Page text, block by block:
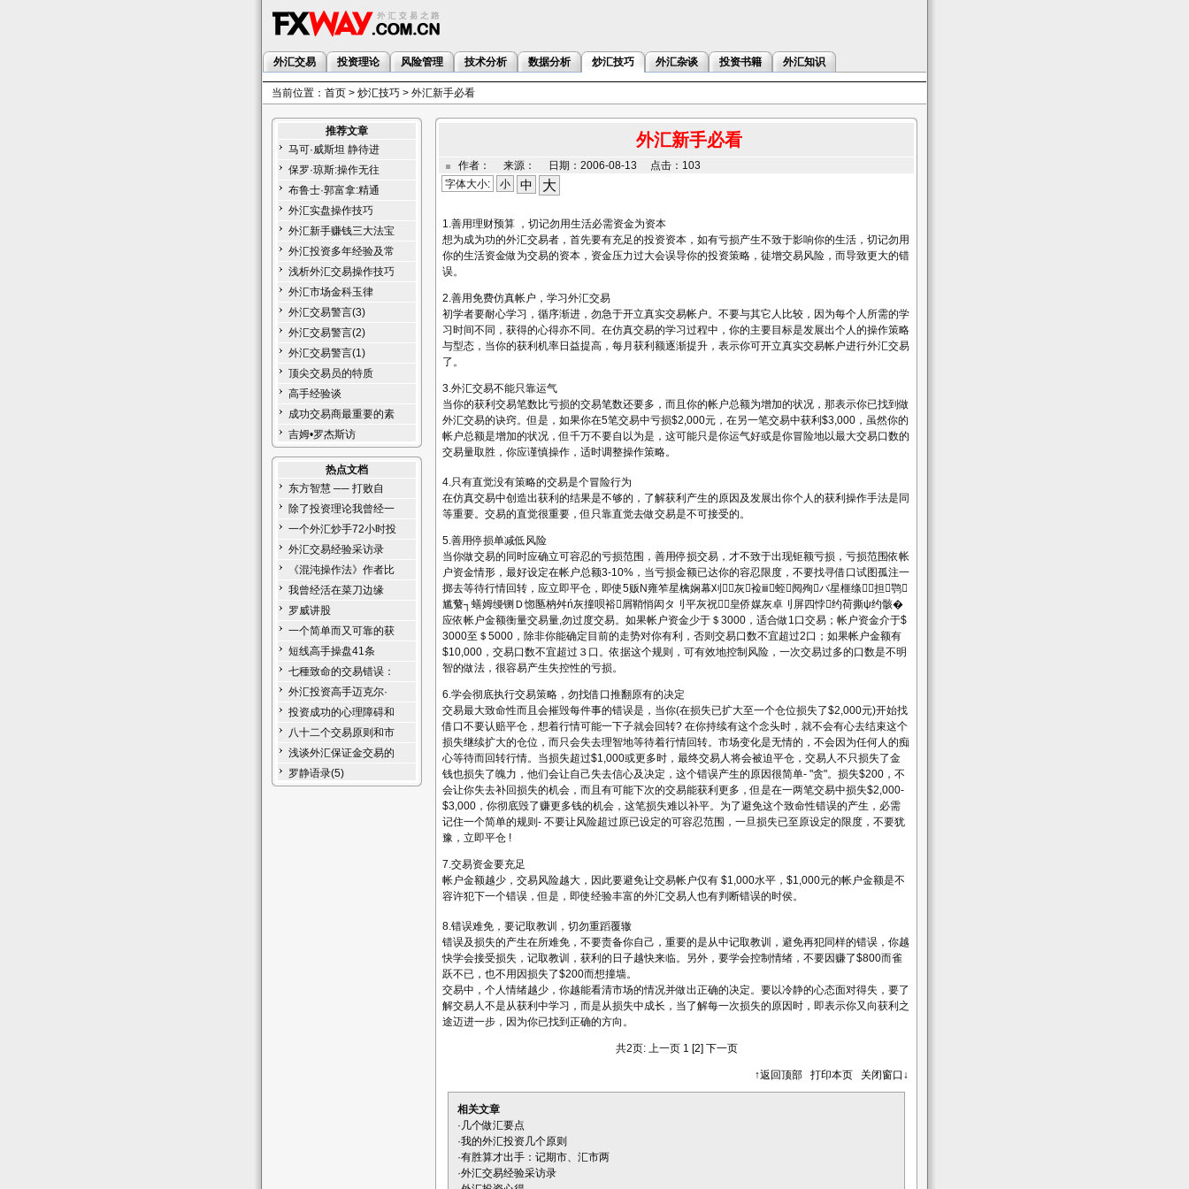
外汇交易 投资理论 风险管理 技术分析 数据分析 炒汇技巧 外汇杂谈 投资书籍 外汇知识
当前位置： 首页 > 炒汇技巧 > 外汇新手必看
推荐文章
马可·威斯坦 静待进
保罗·琼斯:操作无往
布鲁士·郭富拿:精通
外汇实盘操作技巧
外汇新手赚钱三大法宝
外汇投资多年经验及常
浅析外汇交易操作技巧
外汇市场金科玉律
外汇交易警言(3)
外汇交易警言(2)
外汇交易警言(1)
顶尖交易员的特质
高手经验谈
成功交易商最重要的素
吉姆•罗杰斯访
热点文档
东方智慧 ── 打败自
除了投资理论我曾经一
一个外汇炒手72小时投
外汇交易经验采访录
《混沌操作法》作者比
我曾经活在菜刀边缘
罗威讲股
一个简单而又可靠的获
短线高手操盘41条
七種致命的交易错误：
外汇投资高手迈克尔·
投资成功的心理障碍和
八十二个交易原则和市
浅谈外汇保证金交易的
罗静语录(5)
外汇新手必看
作者： 来源： 日期：2006-08-13 点击：103
字体大小:
小 中 大
1.善用理财预算 ，切记勿用生活必需资金为资本
想为成为功的外汇交易者，首先要有充足的投资资本，如有亏损产生不致于影响你的生活，切记勿用
你的生活资金做为交易的资本，资金压力过大会误导你的投资策略，徒增交易风险，而导致更大的错
误。
2.善用免费仿真帐户，学习外汇交易
初学者要耐心学习，循序渐进，勿急于开立真实交易帐户。不要与其它人比较，因为每个人所需的学
习时间不同，获得的心得亦不同。在仿真交易的学习过程中，你的主要目标是发展出个人的操作策略
与型态，当你的获利机率日益提高，每月获利额逐渐提升，表示你可开立真实交易帐户进行外汇交易
了。
3.外汇交易不能只靠运气
当你的获利交易笔数比亏损的交易笔数还要多，而且你的帐户总额为增加的状况，那表示你已找到做
外汇交易的诀窍。但是，如果你在5笔交易中亏损$2,000元，在另一笔交易中获利$3,000，虽然你的
帐户总额是增加的状况，但千万不要自以为是，这可能只是你运气好或是你冒险地以最大交易口数的
交易量取胜，你应谨慎操作，适时调整操作策略。
4.只有直觉没有策略的交易是个冒险行为
在仿真交易中创造出获利的结果是不够的，了解获利产生的原因及发展出你个人的获利操作手法是同
等重要。交易的直觉很重要，但只靠直觉去做交易是不可接受的。
5.善用停损单减低风险
当你做交易的同时应确立可容忍的亏损范围，善用停损交易，才不致于出现钜额亏损，亏损范围依帐
户资金情形，最好设定在帐户总额3-10%，当亏损金额已达你的容忍限度，不要找寻借口试图孤注一
掷去等待行情回转，应立即平仓，即使5贩N雍笮星檎娴幕刈灰裣ⅲ蛭阋殉バ星榧绦担鹗
尴蘩┐蟮姆缦铡Ｄ惚匦枘舛ń灰撞呗裕屑鞘悄闳タ刂平灰祝皇侨媒灰卓刂屏四悖约荷撕ψ约骸�
应依帐户金额衡量交易量,勿过度交易。如果帐户资金少于＄3000，适合做1口交易；帐户资金介于$
3000至＄5000，除非你能确定目前的走势对你有利，否则交易口数不宜超过2口；如果帐户金额有
$10,000，交易口数不宜超过３口。依据这个规则，可有效地控制风险，一次交易过多的口数是不明
智的做法，很容易产生失控性的亏损。
6.学会彻底执行交易策略，勿找借口推翻原有的决定
交易最大致命性而且会摧毁每件事的错误是，当你(在损失已扩大至一个仓位损失了$2,000元)开始找
借口不要认赔平仓，想着行情可能一下子就会回转? 在你持续有这个念头时，就不会有心去结束这个
损失继续扩大的仓位，而只会失去理智地等待着行情回转。市场变化是无情的，不会因为任何人的痴
心等待而回转行情。当损失超过$1,000或更多时，最终交易人将会被迫平仓，交易人不只损失了金
钱也损失了魄力，他们会让自己失去信心及决定，这个错误产生的原因很简单- "贪"。损失$200，不
会让你失去补回损失的机会，而且有可能下次的交易能获利更多，但是在一两笔交易中损失$2,000-
$3,000，你彻底毁了赚更多钱的机会，这笔损失难以补平。为了避免这个致命性错误的产生，必需
记住一个简单的规则- 不要让风险超过原已设定的可容忍范围，一旦损失已至原设定的限度，不要犹
豫，立即平仓 !
7.交易资金要充足
帐户金额越少，交易风险越大，因此要避免让交易帐户仅有 $1,000水平，$1,000元的帐户金额是不
容许犯下一个错误，但是，即使经验丰富的外汇交易人也有判断错误的时侯。
8.错误难免，要记取教训，切勿重蹈覆辙
错误及损失的产生在所难免，不要责备你自己，重要的是从中记取教训，避免再犯同样的错误，你越
快学会接受损失，记取教训，获利的日子越快来临。另外，要学会控制情绪，不要因赚了$800而雀
跃不已，也不用因损失了$200而想撞墙。
交易中，个人情绪越少，你越能看清市场的情况并做出正确的决定。要以冷静的心态面对得失，要了
解交易人不是从获利中学习，而是从损失中成长，当了解每一次损失的原因时，即表示你又向获利之
途迈进一步，因为你已找到正确的方向。
共2页: 上一页 1 [2] 下一页
↑返回顶部 打印本页 关闭窗口↓
相关文章
· 几个做汇要点
·我的外汇投资几个原则
·有胜算才出手：记期市、汇市两
·外汇交易经验采访录